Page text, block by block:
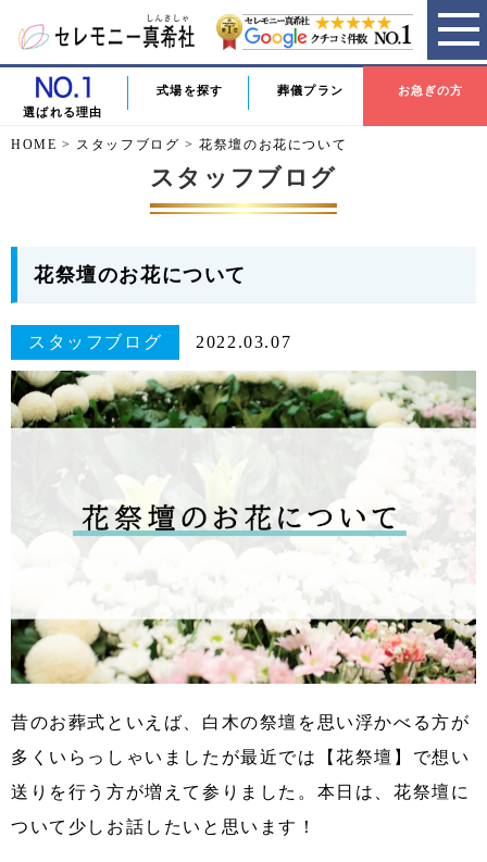
選ばれる理由
式場を探す 葬儀プラン お急ぎの方
HOME > スタッフブログ >花祭壇のお花について
スタッフブログ
花祭壇のお花について
スタッフブログ 2022.03.07
昔のお葬式といえば、白木の祭壇を思い浮かべる方が
多くいらっしゃいましたが最近では【花祭壇】で想い
送りを行う方が増えて参りました。 本日は、花祭壇に
ついて少しお話したいと思います！